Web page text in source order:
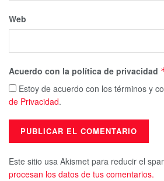
Web
Acuerdo con la política de privacidad
Estoy de acuerdo con los términos y
de Privacidad.
Este sitio usa Akismet para reducir el
procesan los datos de tus comentarios.